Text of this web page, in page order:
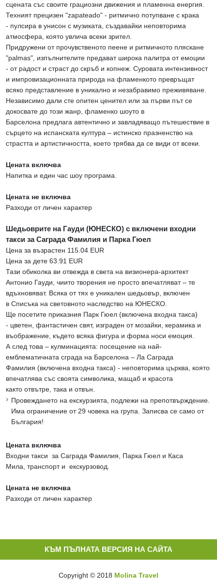
сцената със своите грациозни движения и пламенна енергия.
Техният прецизен "zapateado" - ритмично потупване с крака
- пулсира в унисон с музиката, създавайки неповторима
атмосфера, която увлича всеки зрител.
Придружени от прочувственото пеене и ритмичното пляскане
"palmas", изпълнителите предават широка палитра от емоции
- от радост и страст до скръб и копнеж. Суровата интензивност
и импровизационната природа на фламенкото превръщат
всяко представление в уникално и незабравимо преживяване.
Независимо дали сте опитен ценител или за първи път се
докосвате до този жанр, фламенко шоуто в
Барселона предлага автентично и завладяващо пътешествие в
сърцето на испанската култура – истинско празненство на
страстта и артистичността, което трябва да се види от всеки.
Цената включва
Напитка и един час шоу програма.
Цената не включва
Разходи от личен характер
Шедьоврите на Гауди (ЮНЕСКО) с включени входни
такси за Саграда Фамилия и Парка Гюел
Цена за възрастен 115.04 EUR
Цена за дете 63.91 EUR
Тази обиколка ви отвежда в света на визионера-архитект
Антонио Гауди, чиито творения не просто впечатляват – те
вдъхновяват. Всяка от тях е уникален шедьовър, включен
в Списъка на световното наследство на ЮНЕСКО.
Ще посетите приказния Парк Гюел (включена входна такса)
- цветен, фантастичен свят, изграден от мозайки, керамика и
въображение, където всяка фигура и форма носи емоция.
А след това – кулминацията: посещение на най-
емблематичната сграда на Барселона – Ла Саграда
Фамилия (включена входна такса) - неповторима църква, която
впечатлява със своята символика, мащаб и красота
както отвътре, така и отвън.
Провеждането на екскурзията, подлежи на препотвърждение.
Има ограничение от 29 човека на група. Записва се само от
България!
Цената включва
Входни такси за Саграда Фамилия, Парка Гюел и Каса
Мила, транспорт и екскурзовод.
Цената не включва
Разходи от личен характер
КЪМ ПЪЛНАТА ВЕРСИЯ НА САЙТА
Copyright © 2018 Molina Travel